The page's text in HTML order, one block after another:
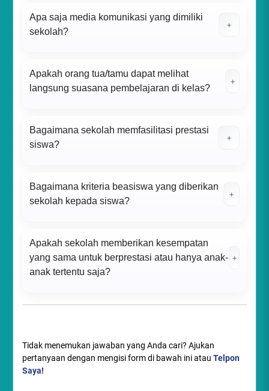
Apa saja media komunikasi yang dimiliki
sekolah?
+
Apakah orang tua/tamu dapat melihat
langsung suasana pembelajaran di kelas?
+
Bagaimana sekolah memfasilitasi prestasi
siswa?
+
Bagaimana kriteria beasiswa yang diberikan
sekolah kepada siswa?
+
Apakah sekolah memberikan kesempatan
yang sama untuk berprestasi atau hanya anak-
anak tertentu saja?
+
Tidak menemukan jawaban yang Anda cari? Ajukan
pertanyaan dengan mengisi form di bawah ini atau Telpon
Saya!